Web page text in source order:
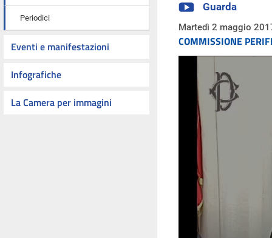
Periodici
Eventi e manifestazioni
Infografiche
La Camera per immagini
Guarda
Martedì 2 maggio
COMMISSIONE